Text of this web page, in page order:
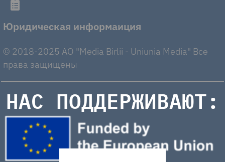
Юридическая информаиция
© 2018-2025 AO "Media Birlii - Uniunia Media" Все
права защищены
НАС ПОДДЕРЖИВАЮТ: